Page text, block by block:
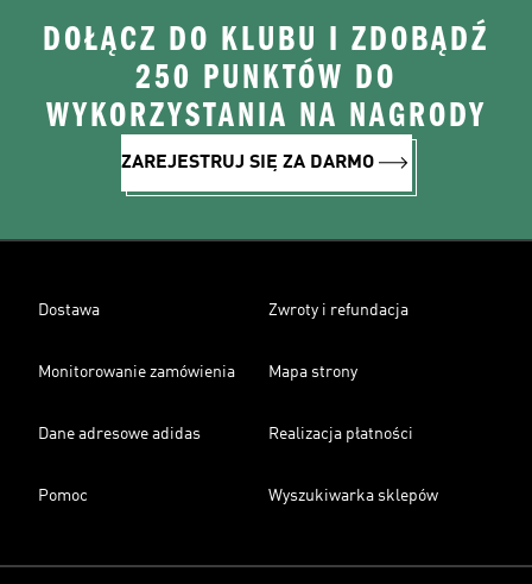
DOŁĄCZ DO KLUBU I ZDOBĄDŹ
250 PUNKTÓW DO
WYKORZYSTANIA NA NAGRODY
ZAREJESTRUJ SIĘ ZA DARMO
Dostawa Zwroty i refundacja
Monitorowanie zamówienia Mapa strony
Dane adresowe adidas Realizacja płatności
Pomoc Wyszukiwarka sklepów